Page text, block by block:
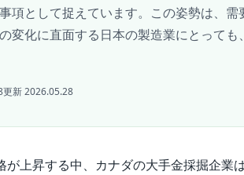
項として捉えています。この姿勢は、需
変化に直面する日本の製造業にとっても
更新 2026.05.28
が上昇する中、カナダの大手金採掘企業